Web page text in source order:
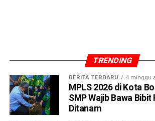
Ia menjelaskan, konsep SMART dalam
Respons, dan Terintegrasi. Melalui
pelayanan kesehatan dirancang lebih
menyesuaikan kebutuhan masyarakat di
TRENDING
BERITA TERBARU 4 minggu
MPLS 2026 di Kota
SMP Wajib Bawa
Ditanam